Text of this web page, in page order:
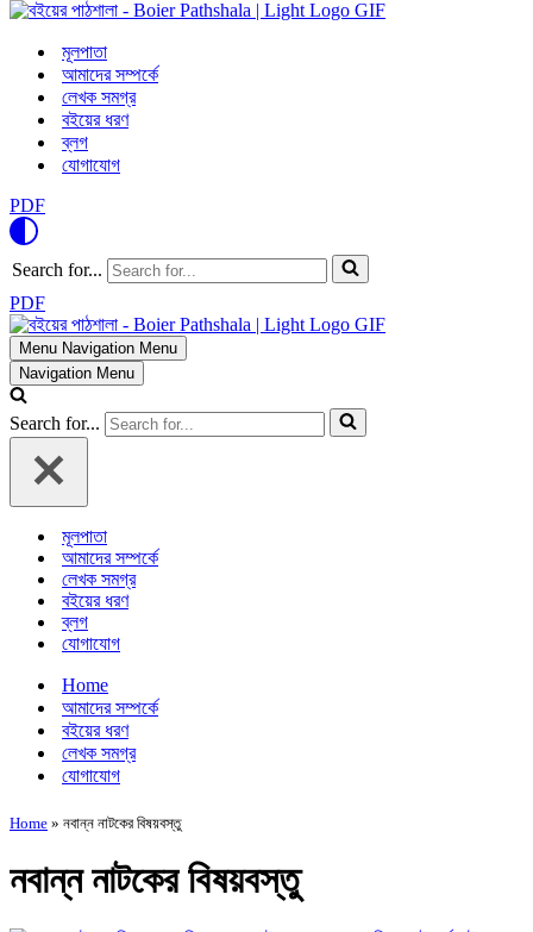
মূলপাতা
আমাদের সম্পর্কে
লেখক সমগ্র
বইয়ের ধরণ
ব্লগ
যোগাযোগ
PDF
Search for...
PDF
Menu Navigation Menu
Navigation Menu
Search for...
মূলপাতা
আমাদের সম্পর্কে
লেখক সমগ্র
বইয়ের ধরণ
ব্লগ
যোগাযোগ
Home
আমাদের সম্পর্কে
বইয়ের ধরণ
লেখক সমগ্র
যোগাযোগ
Home » নবান্ন নাটকের বিষয়বস্তু
নবান্ন নাটকের বিষয়বস্তু